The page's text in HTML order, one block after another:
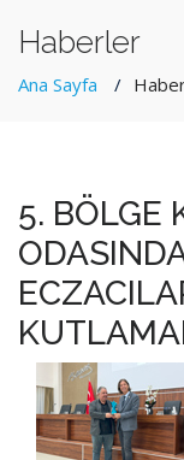
Haberler
Ana Sayfa
5. BÖLGE